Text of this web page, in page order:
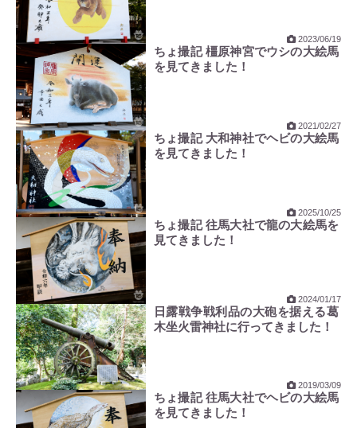
旧社格
県社
主祭神
伊古麻都比古神 (いこまつひこのかみ)
伊古麻都比売神 (いこまつひめのかみ)
気長足比売尊 (おきながたらしひめのみこと
足仲津比古尊 (たらしなかつひこのみこと
誉田別命 (ほんだわけのみこと
葛城高額姫命 (かつらぎたかぬかひめのみこと)
気長宿祢王命 (おきながすくねおうのみこと
配祀神
創建
雄略天皇3年(458年)
拝観料
境内無料
拝観時間
境内自由
社務所： 08:00～17:00
※11月から2月までは08:00～16:30
イベント
安部敬二郎「日本の卯を描く展」
※2023年1月1日(日)から2月26日(日)まで
駐車場
無料駐車場あり 約50台
トイレ
あり
文化財
奈良県指定天然記念物 往馬大社の社そう
2023/06/19
ちょ撮記 橿原神宮でウシの大絵馬
を見てきました！
2021/02/27
ちょ撮記 大和神社でヘビの大絵馬
を見てきました！
2025/10/25
ちょ撮記 往馬大社で龍の大絵馬を
見てきました！
2024/01/17
日露戦争戦利品の大砲を据える葛
木坐火雷神社に行ってきました！
2019/03/09
ちょ撮記 往馬大社でヘビの大絵馬
を見てきました！